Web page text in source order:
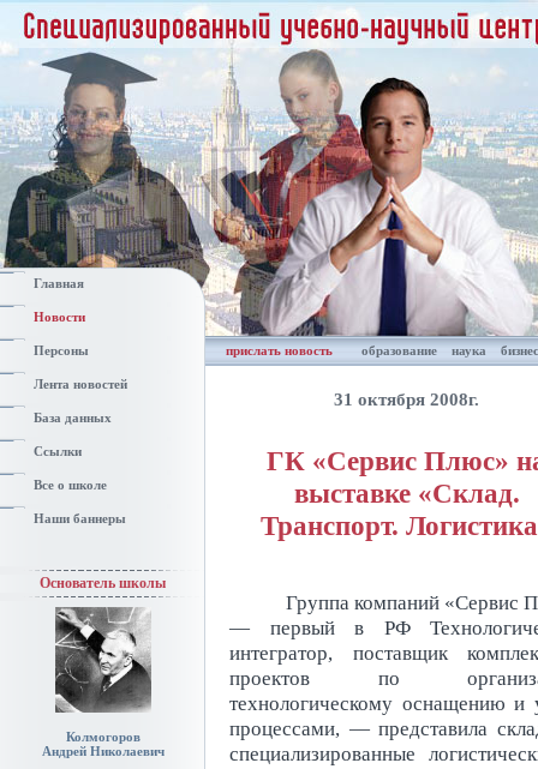
Главная
Новости
Персоны
Лента новостей
База данных
Ссылки
Все о школе
Наши баннеры
Основатель школы
Колмогоров
Андрей Николаевич
прислать новость образование наука бизнес
31 октября 2008г.
ГК «Сервис Плюс»
выставке «Склад.
Транспорт.
Группа компаний «Сервис
— первый в РФ
интегратор, поставщик
проектов по
технологическому оснащению и
процессами, — представила
специализированные